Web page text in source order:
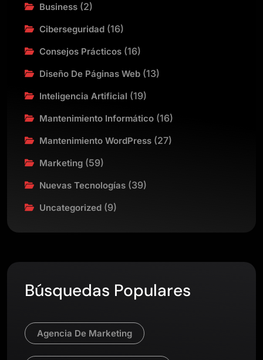
Business (2)
Ciberseguridad (16)
Consejos Prácticos (16)
Diseño De Páginas Web (13)
Inteligencia Artificial (19)
Mantenimiento Informático (16)
Mantenimiento WordPress (27)
Marketing (59)
Nuevas Tecnologías (39)
Uncategorized (9)
Búsquedas Populares
Agencia De Marketing